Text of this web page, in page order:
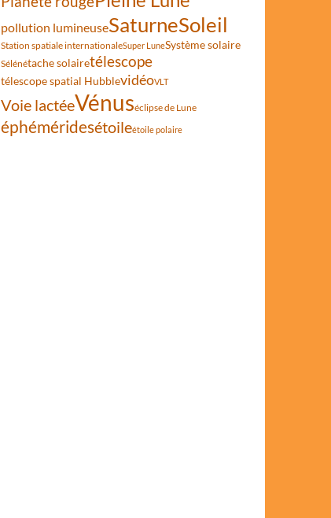
pollution lumineuseSaturneSoleil
Station spatiale internationaleSuper LuneSystème solaire
Sélénétache solairetélescope
télescope spatial HubblevidéoVLT
Voie lactéeVénuséclipse de Lune
éphéméridesétoileétoile polaire